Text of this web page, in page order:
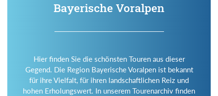
Bayerische Voralpen
Hier finden Sie die schönsten Touren aus dieser
Gegend. Die Region Bayerische Voralpen ist bekannt
für ihre Vielfalt, für ihren landschaftlichen Reiz und
hohen Erholungswert. In unserem Tourenarchiv finden